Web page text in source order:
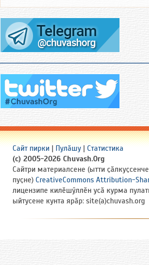
Сайт пирки | Пулӑшу | Статистика
(c) 2005-2026 Chuvash.Org
Сайтри материалсене (ытти
пуҫне) CreativeCommons Attribution-
лицензипе килӗшӳллӗн усӑ курма
ыйтусене кунта ярӑр: site(a)chuvash.org